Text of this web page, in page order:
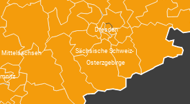
Mittelsachsen
Osterzgebirge
Sächsische Schweiz-
Dresden